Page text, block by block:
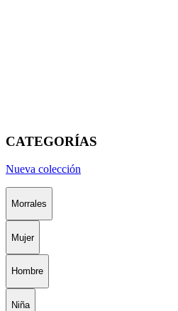
CATEGORÍAS
Nueva colección
Morrales
Mujer
Hombre
Niña